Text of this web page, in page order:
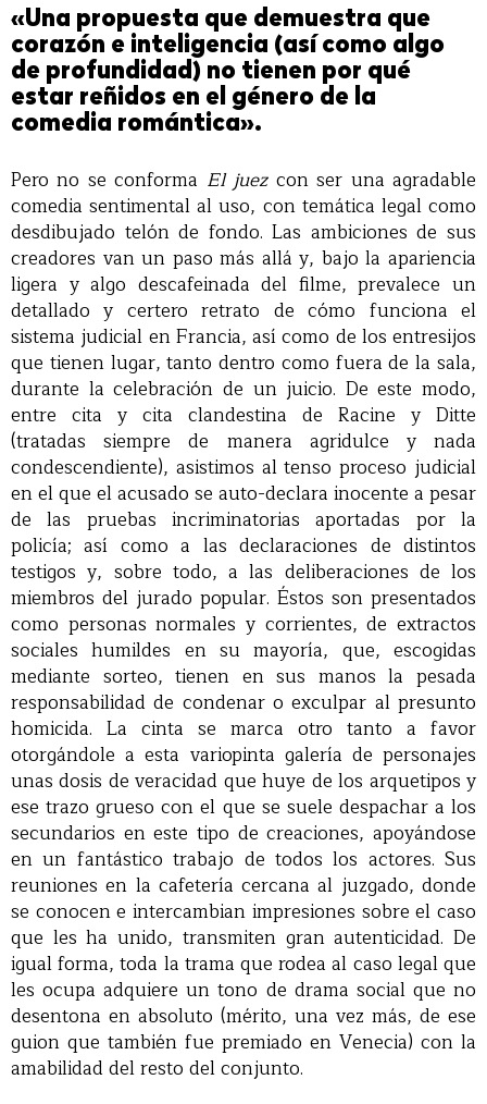
«Una propuesta que demuestra que
corazón e inteligencia (así como algo
de profundidad) no tienen por qué
estar reñidos en el género de la
comedia romántica».
Pero no se conforma El juezcon ser una agradable
comedia sentimental al uso, con temática legal como
desdibujado telón de fondo. Las ambiciones de sus
creadores van un paso más allá y, bajo la apariencia
ligera y algo descafeinada del filme, prevalece un
detallado y certero retrato de cómo funciona el
sistema judicial en Francia, así como de los entresijos
que tienen lugar, tanto dentro como fuera de la sala,
durante la celebración de un juicio. De este modo,
entre cita y cita clandestina de Racine y Ditte
(tratadas siempre de manera agridulce y nada
condescendiente), asistimos al tenso proceso judicial
en el que el acusado se auto-declara inocente a pesar
de las pruebas incriminatorias aportadas por la
policía; así como a las declaraciones de distintos
testigos y, sobre todo, a las deliberaciones de los
miembros del jurado popular. Éstos son presentados
como personas normales y corrientes, de extractos
sociales humildes en su mayoría, que, escogidas
mediante sorteo, tienen en sus manos la pesada
responsabilidad de condenar o exculpar al presunto
homicida. La cinta se marca otro tanto a favor
otorgándole a esta variopinta galería de personajes
unas dosis de veracidad que huye de los arquetipos y
ese trazo grueso con el que se suele despachar a los
secundarios en este tipo de creaciones, apoyándose
en un fantástico trabajo de todos los actores. Sus
reuniones en la cafetería cercana al juzgado, donde
se conocen e intercambian impresiones sobre el caso
que les ha unido, transmiten gran autenticidad. De
igual forma, toda la trama que rodea al caso legal que
les ocupa adquiere un tono de drama social que no
desentona en absoluto (mérito, una vez más, de ese
guion que también fue premiado en Venecia) con la
amabilidad del resto del conjunto.